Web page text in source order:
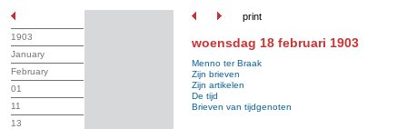
print
1903
January
February
01
11
13
woensdag 18 februari 1903
Menno ter Braak
Zijn brieven
Zijn artikelen
De tijd
Brieven van tijdgenoten